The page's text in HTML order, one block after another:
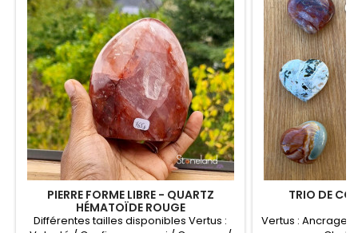
PIERRE FORME LIBRE - QUARTZ
HÉMATOÏDE ROUGE
Différentes tailles disponibles Vertus :
TRIO DE
Vertus : Ancrage